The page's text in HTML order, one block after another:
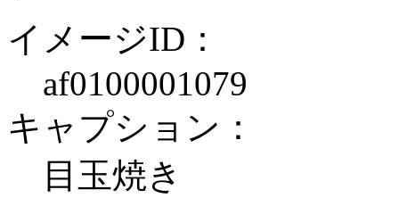
イメージID：
af0100001079
キャプション：
目玉焼き